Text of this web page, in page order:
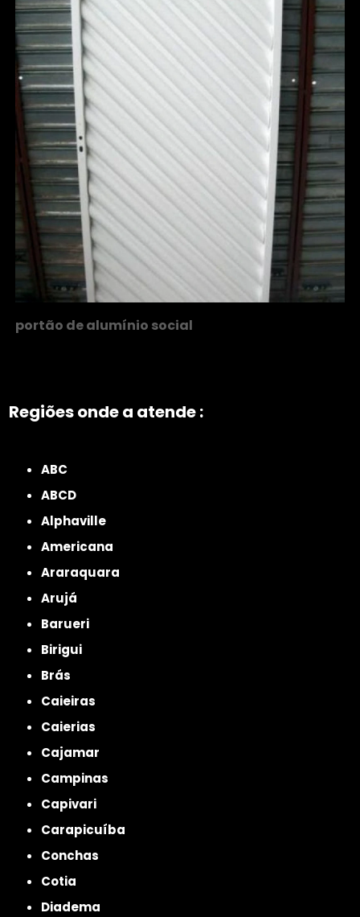
portão de alumínio social
Regiões onde a atende :
ABC
ABCD
Alphaville
Americana
Araraquara
Arujá
Barueri
Birigui
Brás
Caieiras
Caierias
Cajamar
Campinas
Capivari
Carapicuíba
Conchas
Cotia
Diadema